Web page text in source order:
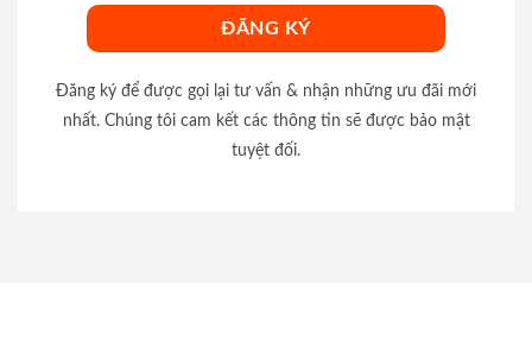
Đăng ký để được gọi lại tư vấn & nhận những ưu đãi mới
nhất. Chúng tôi cam kết các thông tin sẽ được bảo mật
tuyệt đối.